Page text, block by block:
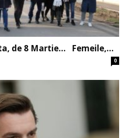
de 8 Martie… Femeile,...
0